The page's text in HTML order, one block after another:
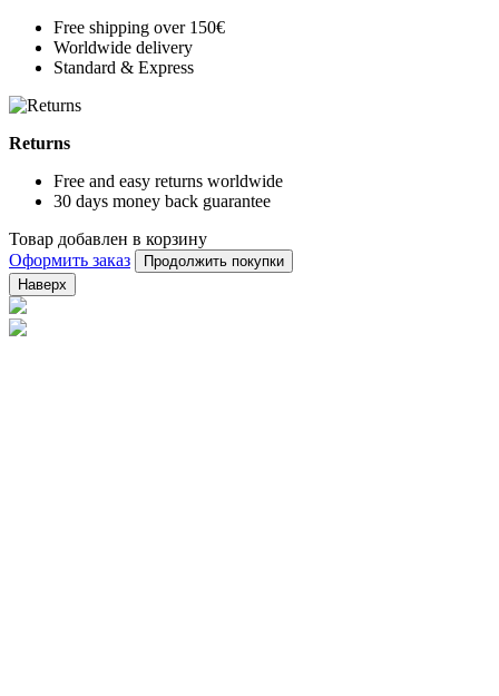
Free shipping over 150€
Worldwide delivery
Standard & Express
Returns
Free and easy returns worldwide
30 days money back guarantee
Товар добавлен в корзину
Оформить заказ
Продолжить покупки
Наверх